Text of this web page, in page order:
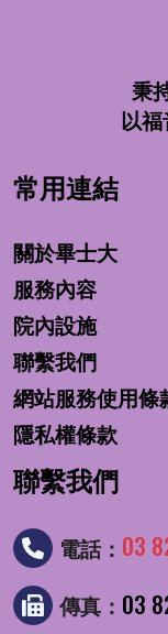
秉
以
常用連結
關於畢士大
服務內容
院內設施
聯繫我們
網站服務使用條
隱私權條款
聯繫我們
電話： 03
傳真： 03